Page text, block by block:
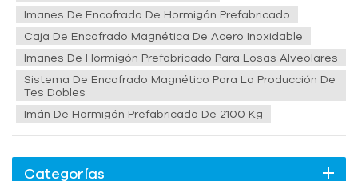
precisión del po...
Imanes De Encofrado De Hormigón Prefabricado
Caja De Encofrado Magnética De Acero Inoxidable
Imanes De Hormigón Prefabricado Para Losas Alveolares
Sistema De Encofrado Magnético Para La Producción De
Tes Dobles
Imán De Hormigón Prefabricado De 2100 Kg
Categorías